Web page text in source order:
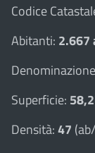
Codice
Abitanti:
Superficie:
Densità:47